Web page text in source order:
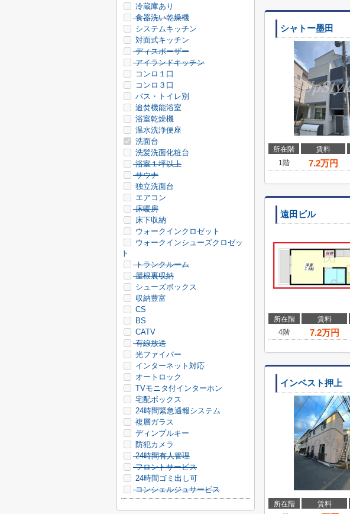
シャトー墨田
所在階 賃料
1階
7.2万円
遠田ビル
所在階 賃料
4階
7.2万円
インベスト押上
所在階 賃料
冷蔵庫あり
食器洗い乾燥機
システムキッチン
対面式キッチン
ディスポーザー
アイランドキッチン
コンロ１口
コンロ３口
バス・トイレ別
追焚機能浴室
浴室乾燥機
温水洗浄便座
洗面台
洗髪洗面化粧台
浴室１坪以上
サウナ
独立洗面台
エアコン
床暖房
床下収納
ウォークインクロゼット
ウォークインシューズクロゼッ
ト
トランクルーム
屋根裏収納
シューズボックス
収納豊富
CS
BS
CATV
有線放送
光ファイバー
インターネット対応
オートロック
TVモニタ付インターホン
宅配ボックス
24時間緊急通報システム
複層ガラス
ディンプルキー
防犯カメラ
24時間有人管理
フロントサービス
24時間ゴミ出し可
コンシェルジュサービス